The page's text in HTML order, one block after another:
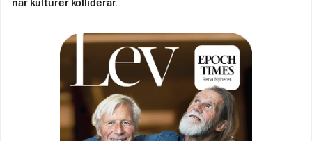
när kulturer kolliderar.